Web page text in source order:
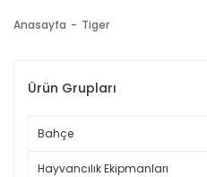
Anasayfa Tiger
Ürün Grupları
Bahçe
Hayvancılık Ekipmanları